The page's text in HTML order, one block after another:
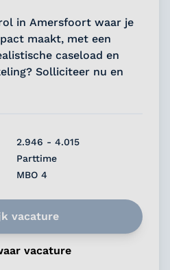
in Amersfoort waar je
maakt, met een
caseload en
Solliciteer nu en
2.946 - 4.015
Parttime
MBO 4
vacature
vacature